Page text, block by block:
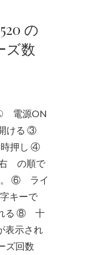
の
ズ数
電源ON
ける ③
時押し ④
の順で
。 ⑥ ライ
キーで
れる ⑧ 十
表示され
ズ回数